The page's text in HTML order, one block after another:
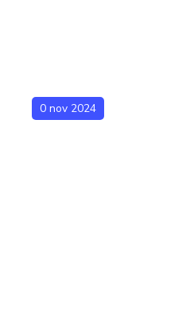
0 nov 2024